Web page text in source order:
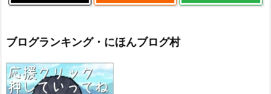
ブログランキング・にほんブログ村